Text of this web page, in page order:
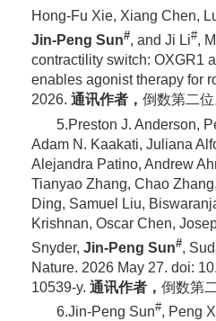
Hong-Fu Xie, Xiang Chen,
Jin-Peng Sun#, and Ji Li#,
contractility switch: OXGR1
enables agonist therapy for
2026. 通讯作者， 倒数第二位
5.Preston J. Anderson,
Adam N. Kaakati, Juliana
Alejandra Patino, Andrew
Tianyao Zhang, Chao
Ding, Samuel Liu,
Krishnan, Oscar Chen,
Snyder, Jin-Peng Sun#,
Nature. 2026 May 27. doi:
10539-y. 通讯作者， 倒数第
6.Jin-Peng Sun#, Peng